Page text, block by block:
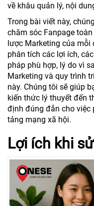
về khâu quản lý, nội
Trong bài viết này,
chăm sóc Fanpage
lược Marketing của mỗi
phân tích các lợi ích,
pháp phù hợp, lý do vì
Marketing và quy trình
này. Chúng tôi sẽ giúp
kiến thức lý thuyết đến
định đúng đắn cho việc
tảng mạng xã hội.
Lợi ích khi